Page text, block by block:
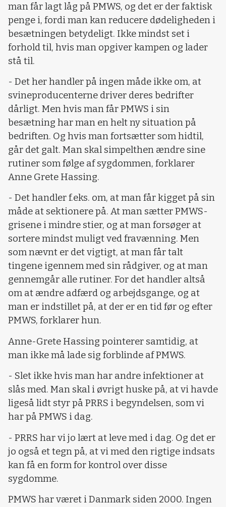
man får lagt låg på PMWS, og det er der faktisk
penge i, fordi man kan reducere dødeligheden i
besætningen betydeligt. Ikke mindst set i
forhold til, hvis man opgiver kampen og lader
stå til.
- Det her handler på ingen måde ikke om, at
svineproducenterne driver deres bedrifter
dårligt. Men hvis man får PMWS i sin
besætning har man en helt ny situation på
bedriften. Og hvis man fortsætter som hidtil,
går det galt. Man skal simpelthen ændre sine
rutiner som følge af sygdommen, forklarer
Anne Grete Hassing.
- Det handler f.eks. om, at man får kigget på sin
måde at sektionere på. At man sætter PMWS-
grisene i mindre stier, og at man forsøger at
sortere mindst muligt ved fravænning. Men
som nævnt er det vigtigt, at man får talt
tingene igennem med sin rådgiver, og at man
gennemgår alle rutiner. For det handler altså
om at ændre adfærd og arbejdsgange, og at
man er indstillet på, at der er en tid før og efter
PMWS, forklarer hun.
Anne-Grete Hassing pointerer samtidig, at
man ikke må lade sig forblinde af PMWS.
- Slet ikke hvis man har andre infektioner at
slås med. Man skal i øvrigt huske på, at vi havde
ligeså lidt styr på PRRS i begyndelsen, som vi
har på PMWS i dag.
- PRRS har vi jo lært at leve med i dag. Og det er
jo også et tegn på, at vi med den rigtige indsats
kan få en form for kontrol over disse
sygdomme.
PMWS har været i Danmark siden 2000. Ingen